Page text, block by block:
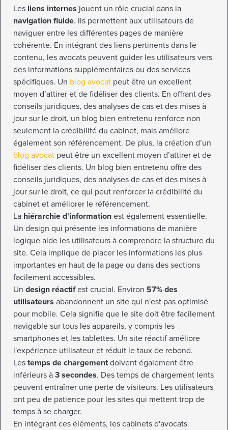
Les liens internes jouent un rôle crucial dans la
navigation fluide. Ils permettent aux utilisateurs de
naviguer entre les différentes pages de manière
cohérente. En intégrant des liens pertinents dans le
contenu, les avocats peuvent guider les utilisateurs vers
des informations supplémentaires ou des services
spécifiques. Un blog avocat peut être un excellent
moyen d’attirer et de fidéliser des clients. En offrant des
conseils juridiques, des analyses de cas et des mises à
jour sur le droit, un blog bien entretenu renforce non
seulement la crédibilité du cabinet, mais améliore
également son référencement. De plus, la création d’un
blog avocat peut être un excellent moyen d’attirer et de
fidéliser des clients. Un blog bien entretenu offre des
conseils juridiques, des analyses de cas et des mises à
jour sur le droit, ce qui peut renforcer la crédibilité du
cabinet et améliorer le référencement.
La hiérarchie d'information est également essentielle.
Un design qui présente les informations de manière
logique aide les utilisateurs à comprendre la structure du
site. Cela implique de placer les informations les plus
importantes en haut de la page ou dans des sections
facilement accessibles.
Un design réactifest crucial. Environ 57% des
utilisateurs abandonnent un site qui n'est pas optimisé
pour mobile. Cela signifie que le site doit être facilement
navigable sur tous les appareils, y compris les
smartphones et les tablettes. Un site réactif améliore
l'expérience utilisateur et réduit le taux de rebond.
Les temps de chargementdoivent également être
inférieurs à 3 secondes. Des temps de chargement lents
peuvent entraîner une perte de visiteurs. Les utilisateurs
ont peu de patience pour les sites qui mettent trop de
temps à se charger.
En intégrant ces éléments, les cabinets d'avocats